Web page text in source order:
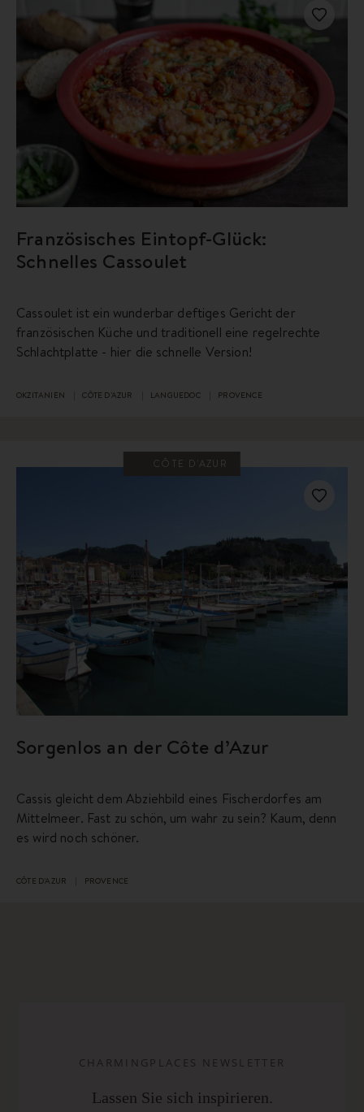
Französisches Eintopf-Glück:
Schnelles Cassoulet
Cassoulet ist ein wunderbar deftiges Gericht der
französischen Küche und traditionell eine regelrechte
Schlachtplatte - hier die schnelle Version!
OKZITANIEN CÔTE D'AZUR LANGUEDOC PROVENCE
CÔTE D'AZUR
Sorgenlos an der Côte d’Azur
Cassis gleicht dem Abziehbild eines Fischerdorfes am
Mittelmeer. Fast zu schön, um wahr zu sein? Kaum, denn
es wird noch schöner.
CÔTE D'AZUR PROVENCE
CHARMINGPLACES NEWSLETTER
Lassen Sie sich inspirieren.